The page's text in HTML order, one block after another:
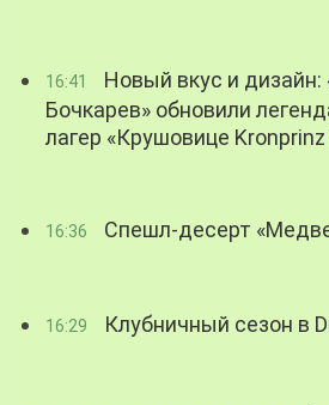
16:41
Новый вкус и дизайн:
Бочкарев» обновили
лагер «Крушовице Kronprinz
16:36 Спешл-десерт
16:29 Клубничный сезон в